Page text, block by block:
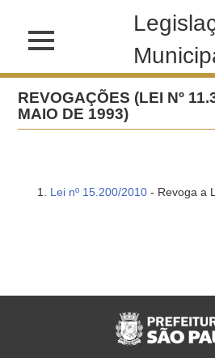
REVOGAÇÕES (LEI Nº
MAIO DE 1993)
Lei nº 15.200/2010 - Revoga a